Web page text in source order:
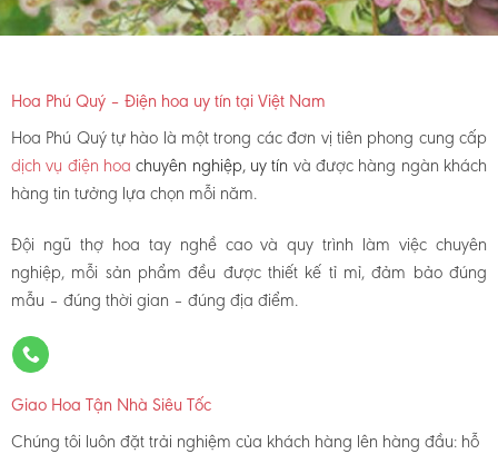
Hoa Phú Quý – Điện hoa uy tín tại Việt Nam
Hoa Phú Quý tự hào là một trong các đơn vị tiên phong cung cấp
dịch vụ điện hoachuyên nghiệp, uy tín và được hàng ngàn khách
hàng tin tưởng lựa chọn mỗi năm.
Đội ngũ thợ hoa tay nghề cao và quy trình làm việc chuyên
nghiệp, mỗi sản phẩm đều được thiết kế tỉ mỉ, đảm bảo đúng
mẫu – đúng thời gian – đúng địa điểm.
Giao Hoa Tận Nhà Siêu Tốc
Chúng tôi luôn đặt trải nghiệm của khách hàng lên hàng đầu: hỗ